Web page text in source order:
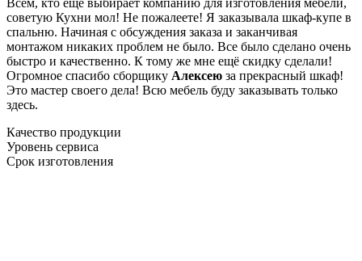
советую Кухни мол! Не пожалеете! Я заказывала шкаф-купе в
спальню. Начиная с обсуждения заказа и заканчивая
монтажом никаких проблем не было. Все было сделано очень
быстро и качественно. К тому же мне ещё скидку сделали!
Огромное спасибо сборщику Алексею за прекрасный шкаф!
Это мастер своего дела! Всю мебель буду заказывать только
здесь.
Качество продукции
Уровень сервиса
Срок изготовления